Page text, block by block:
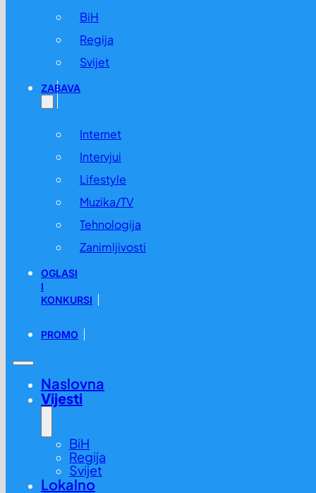
BiH
Regija
Svijet
ZABAVA
Internet
Intervjui
Lifestyle
Muzika/TV
Tehnologija
Zanimljivosti
OGLASI
I
KONKURSI
PROMO
Naslovna
Vijesti
BiH
Regija
Svijet
Lokalno